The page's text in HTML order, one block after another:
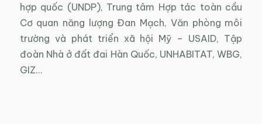
hợp quốc (UNDP), Trung tâm Hợp tác toàn cầu
Cơ quan năng lượng Đan Mạch, Văn phòng môi
trường và phát triển xã hội Mỹ – USAID, Tập
đoàn Nhà ở đất đai Hàn Quốc, UNHABITAT, WBG,
GIZ…